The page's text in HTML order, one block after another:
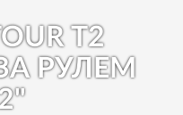
T2
РУЛЕМ